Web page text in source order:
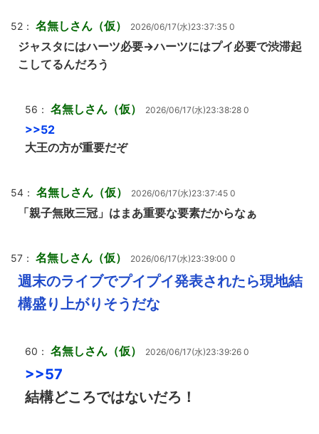
52： 名無しさん（仮） 2026/06/17(水)23:37:35 0
ジャスタにはハーツ必要→ハーツにはプイ必要で渋滞起
こしてるんだろう
56： 名無しさん（仮） 2026/06/17(水)23:38:28 0
>>52
大王の方が重要だぞ
54： 名無しさん（仮） 2026/06/17(水)23:37:45 0
「親子無敗三冠」はまあ重要な要素だからなぁ
57： 名無しさん（仮） 2026/06/17(水)23:39:00 0
週末のライブでプイプイ発表されたら現地結
構盛り上がりそうだな
60： 名無しさん（仮） 2026/06/17(水)23:39:26 0
>>57
結構どころではないだろ！